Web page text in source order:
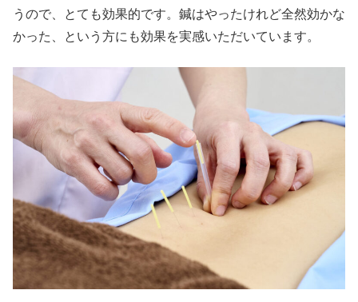
うので、とても効果的です。鍼はやったけれど全然効かな
かった、という方にも効果を実感いただいています。